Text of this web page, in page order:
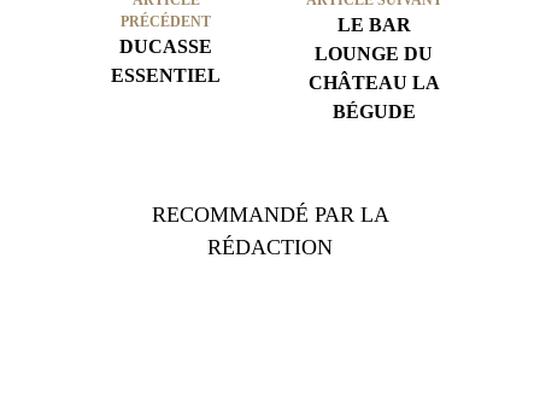
PRÉCÉDENT
DUCASSE
ESSENTIEL
LE BAR
LOUNGE DU
CHÂTEAU LA
BÉGUDE
RECOMMANDÉ PAR LA
RÉDACTION